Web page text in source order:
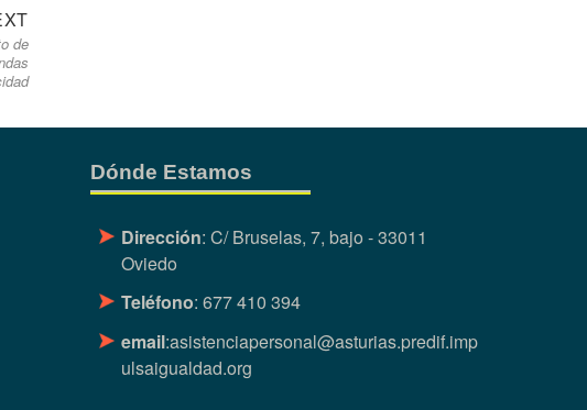
Next
post:
de
Dónde Estamos
Dirección: C/ Bruselas, 7, bajo - 33011
Oviedo
Teléfono: 677 410 394
email:asistenciapersonal@asturias.predif.imp
ulsaigualdad.org